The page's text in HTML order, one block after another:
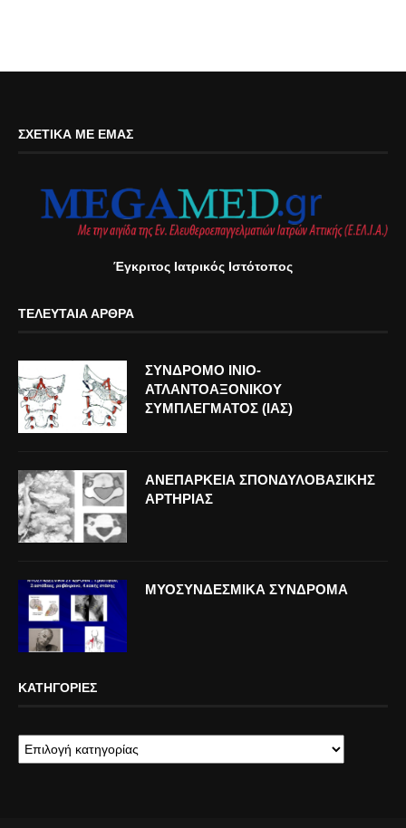
ΣΧΕΤΙΚΆ ΜΕ ΕΜΆΣ
Έγκριτος Ιατρικός Ιστότοπος
ΤΕΛΕΥΤΑΊΑ ΆΡΘΡΑ
ΣΥΝΔΡΟΜΟ ΙΝΙΟ-
ΑΤΛΑΝΤΟΑΞΟΝΙΚΟΥ
ΣΥΜΠΛΕΓΜΑΤΟΣ (ΙΑΣ)
ΑΝΕΠΑΡΚΕΙΑ ΣΠΟΝΔΥΛΟΒΑΣΙΚΗΣ
ΑΡΤΗΡΙΑΣ
ΜΥΟΣΥΝΔΕΣΜΙΚΑ ΣΥΝΔΡΟΜΑ
ΚΑΤΗΓΟΡΊΕΣ